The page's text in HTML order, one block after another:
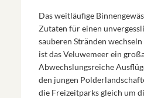
Das weitläufige
Zutaten für einen
sauberen Stränden
ist das Veluwemeer ein
Abwechslungsreiche
den jungen
die Freizeitparks gleich um